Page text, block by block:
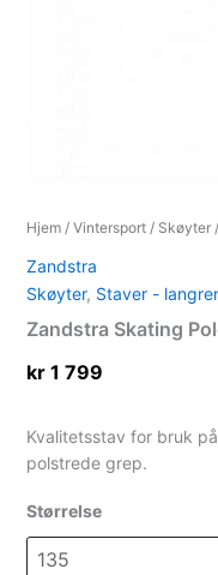
Hjem /Vintersport / Skøyter
Zandstra
Skøyter, Staver -
Zandstra Skating
kr 1 799
Kvalitetsstav for bruk
polstrede grep.
Størrelse